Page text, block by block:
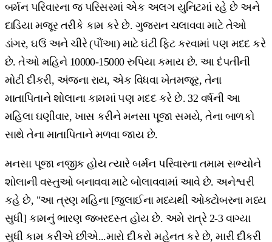
બર્મન પરિવારના જ પરિસરમાં એક અલગ યુનિટમાં રહે છે અને
દાડિયા મજૂર તરીકે કામ કરે છે. ગુજરાન ચલાવવા માટે તેઓ
ડાંગર, ઘઉં અને ચીરે (પૌંઆ) માટે ઘંટી ફિટ કરવામાં પણ મદદ કરે
છે. તેઓ મહિને 10000-15000 રુપિયા કમાય છે. આ દંપતીની
મોટી દીકરી, અંજના રાય, એક વિધવા ખેતમજૂર, તેના
માતાપિતાને શોલાના કામમાં પણ મદદ કરે છે. 32 વર્ષની આ
મહિલા ઘણીવાર, ખાસ કરીને મનસા પૂજા સમયે, તેના બાળકો
સાથે તેના માતાપિતાને મળવા જાય છે.
મનસા પૂજા નજીક હોય ત્યારે બર્મન પરિવારના તમામ સભ્યોને
શોલાની વસ્તુઓ બનાવવા માટે બોલાવવામાં આવે છે. અનેશ્વરી
કહે છે, "આ ત્રણ મહિના [જુલાઈના મધ્યથી ઓક્ટોબરના મધ્ય
સુધી] કામનું ભારણ જબરદસ્ત હોય છે. અમે રાત્રે 2-3 વાગ્યા
સુધી કામ કરીએ છીએ...મારો દીકરો મહેનત કરે છે, મારી દીકરી